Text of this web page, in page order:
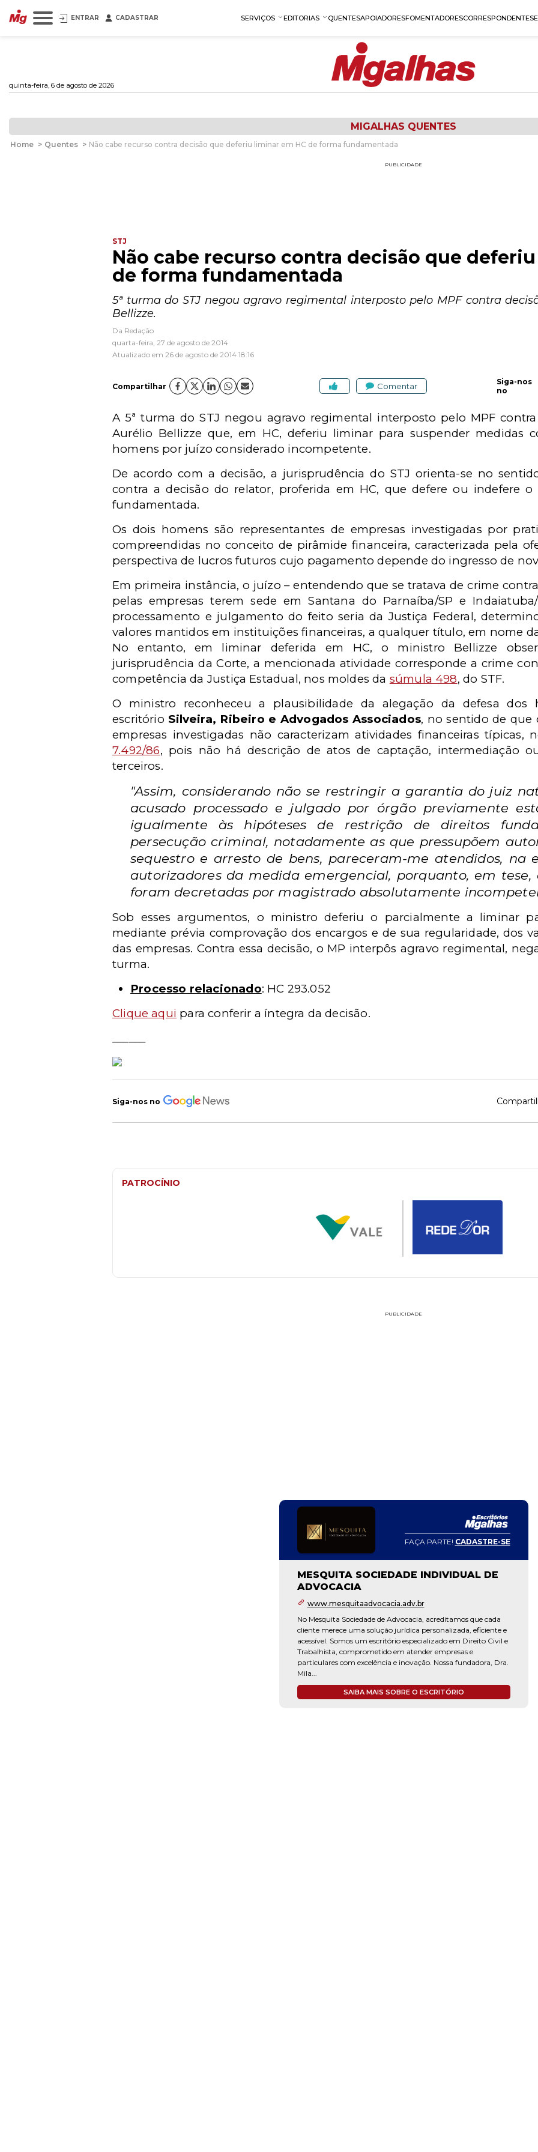
ENTRAR CADASTRAR SERVIÇOS EDITORIAS QUENTESAPOIADORESFOMENTADORESCORRESPONDENTES
quinta-feira, 6 de agosto de 2026
MIGALHAS QUENTES
Home > Quentes > Não cabe recurso contra decisão que deferiu liminar em HC de forma fundamentada
PUBLICIDADE
STJ
Não cabe recurso contra decisão que
de forma fundamentada
5ª turma do STJ negou agravo regimental interposto pelo MPF contra
Bellizze.
Da Redação
quarta-feira, 27 de agosto de 2014
Atualizado em 26 de agosto de 2014 18:16
Compartilhar Comentar
Siga-nos
no
A 5ª turma do STJ negou agravo regimental interposto pelo MPF
Aurélio Bellizze que, em HC, deferiu liminar para suspender medidas
homens por juízo considerado incompetente.
De acordo com a decisão, a jurisprudência do STJ orienta-se no
contra a decisão do relator, proferida em HC, que defere ou indefere
fundamentada.
Os dois homens são representantes de empresas investigadas por
compreendidas no conceito de pirâmide financeira, caracterizada pela
perspectiva de lucros futuros cujo pagamento depende do ingresso de
Em primeira instância, o juízo – entendendo que se tratava de crime
pelas empresas terem sede em Santana do Parnaíba/SP e
processamento e julgamento do feito seria da Justiça Federal,
valores mantidos em instituições financeiras, a qualquer título, em nome
No entanto, em liminar deferida em HC, o ministro Bellizze
jurisprudência da Corte, a mencionada atividade corresponde a crime
competência da Justiça Estadual, nos moldes da súmula 498, do STF.
O ministro reconheceu a plausibilidade da alegação da defesa dos
escritórioSilveira, Ribeiro e Advogados Associados, no sentido de que
empresas investigadas não caracterizam atividades financeiras típicas,
7.492/86, pois não há descrição de atos de captação, intermediação
terceiros.
"Assim, considerando não se restringir a garantia do juiz
acusado processado e julgado por órgão previamente
igualmente às hipóteses de restrição de direitos
persecução criminal, notadamente as que pressupõem
sequestro e arresto de bens, pareceram-me atendidos, na
autorizadores da medida emergencial, porquanto, em
foram decretadas por magistrado absolutamente
Sob esses argumentos, o ministro deferiu o parcialmente a liminar
mediante prévia comprovação dos encargos e de sua regularidade, dos
das empresas. Contra essa decisão, o MP interpôs agravo regimental,
turma.
Processo relacionado: HC 293.052
Clique aqui para conferir a íntegra da decisão.
Siga-nos no
PATROCÍNIO
PUBLICIDADE
FAÇA PARTE! CADASTRE-SE
MESQUITA SOCIEDADE INDIVIDUAL DE
ADVOCACIA
www.mesquitaadvocacia.adv.br
No Mesquita Sociedade de Advocacia, acreditamos que cada
cliente merece uma solução jurídica personalizada, eficiente e
acessível. Somos um escritório especializado em Direito Civil e
Trabalhista, comprometido em atender empresas e
particulares com excelência e inovação. Nossa fundadora, Dra.
Mila...
SAIBA MAIS SOBRE O ESCRITÓRIO